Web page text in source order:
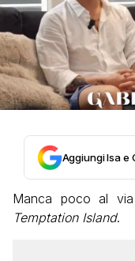
Aggiungi Isa e
Manca poco al
Temptation Island.